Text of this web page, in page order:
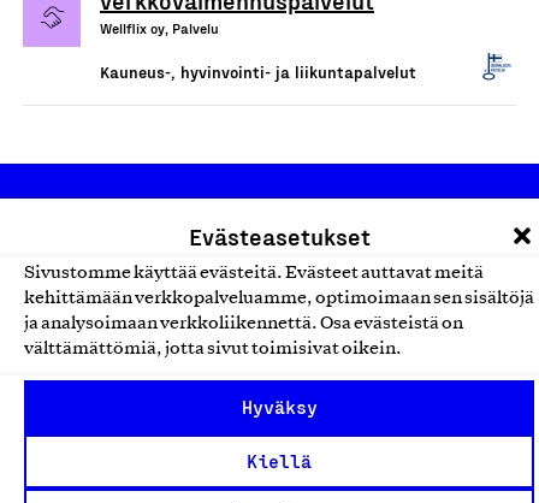
Evästeasetukset
Sivustomme käyttää evästeitä. Evästeet auttavat meitä
kehittämään verkkopalveluamme, optimoimaan sen sisältöjä
ja analysoimaan verkkoliikennettä. Osa evästeistä on
välttämättömiä, jotta sivut toimisivat oikein.
Hyväksy
Kiellä
Wellflix oy, Palvelu
Kauneus-, hyvinvointi- ja liikuntapalvelut
Olemme jäsentemme omistama puolueeton,
Jäseninämme on koko suomalaisen yhteiskunnan kirjo
pienistä pajoista ja yhteisöistä kansainvälisiin
suuryrityksiin. Meidät on perustettu yli 100 vuotta sitten